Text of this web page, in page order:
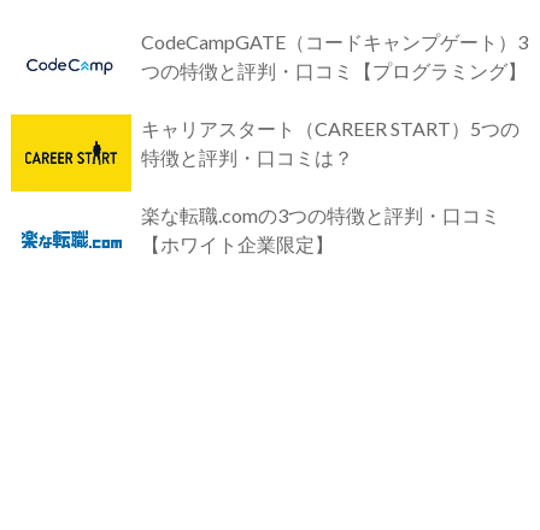
CodeCampGATE（コードキャンプゲート）3
つの特徴と評判・口コミ【プログラミング】
キャリアスタート（CAREER START）5つの
特徴と評判・口コミは？
楽な転職.comの3つの特徴と評判・口コミ
【ホワイト企業限定】